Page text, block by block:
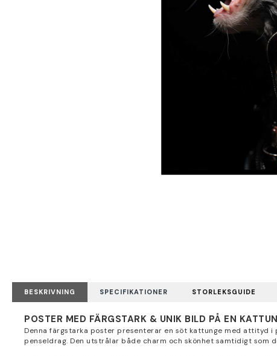
BESKRIVNING SPECIFIKATIONER STORLEKSGUIDE
POSTER MED FÄRGSTARK & UNIK BILD PÅ EN
Denna färgstarka poster presenterar en söt kattunge med attityd
penseldrag. Den utstrålar både charm och skönhet samtidigt som